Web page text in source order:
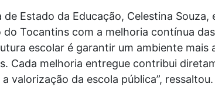
de Estado da Educação, Celestina
do Tocantins com a melhoria contínua
escolar é garantir um ambiente mais
Cada melhoria entregue contribui
valorização da escola pública”, ressaltou.